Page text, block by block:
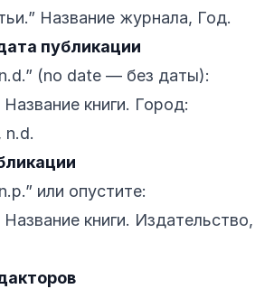
Название журнала, Год.
публикации
(no date — без даты):
книги. Город:
n.d.
или опустите:
книги. Издательство,